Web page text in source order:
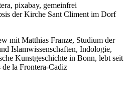
pixabay, gemeinfrei
der Kirche Sant Climent im Dorf
mit Matthias Franze, Studium der
Islamwissenschaften, Indologie,
Kunstgeschichte in Bonn, lebt seit
la Frontera-Cadiz